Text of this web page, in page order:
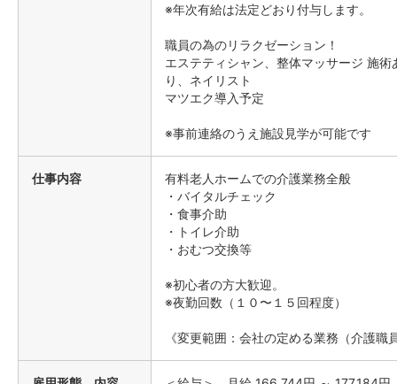
※年次有給は法定どおり付与します。
職員の為のリラクゼーション！
エステティシャン、整体マッサージ 施術
り、ネイリスト
マツエク導入予定
※事前連絡のうえ施設見学が可能です
仕事内容
有料老人ホームでの介護業務全般
・バイタルチェック
・食事介助
・トイレ介助
・おむつ交換等
※初心者の方大歓迎。
※夜勤回数（１０〜１５回程度）
《変更範囲：会社の定める業務（介護職